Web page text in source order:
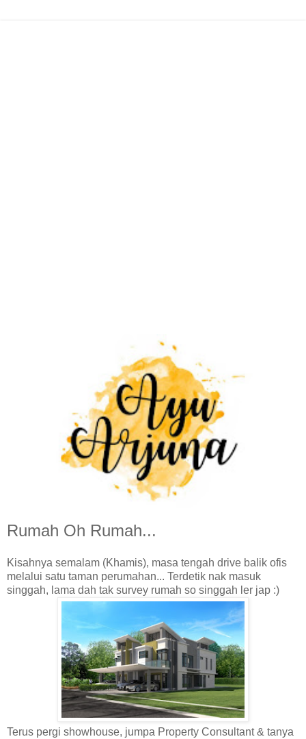
Rumah Oh Rumah...
Kisahnya semalam (Khamis), masa tengah drive balik ofis
melalui satu taman perumahan... Terdetik nak masuk
singgah, lama dah tak survey rumah so singgah ler jap :)
Terus pergi showhouse, jumpa Property Consultant & tanya